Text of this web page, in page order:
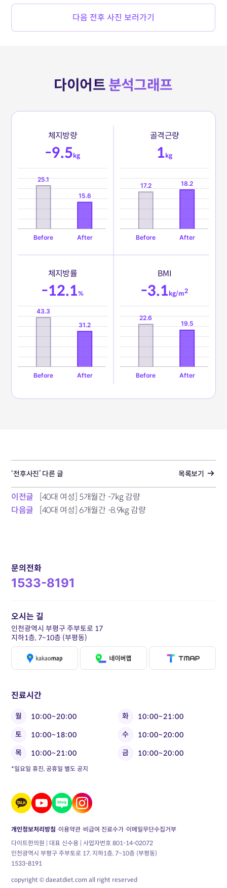
다음 전후 사진 보러가기
다이어트 분석그래프
체지방량
-9.5kg
골격근량
1 kg
체지방률
-12.1%
BMI
-3.1 kg/m2
‘전후사진’ 다른 글 목록보기
이전글
[40대 여성] 5개월간 -7kg 감량
다음글
[40대 여성] 6개월간 -8.9kg 감량
문의전화
1533-8191
진료시간
월 10:00~20:00 화
10:00~21:00
토
10:00~18:00 수
10:00~20:00
목
10:00~21:00 금 10:00~20:00
*일요일 휴진, 공휴일 별도 공지
오시는 길
인천광역시 부평구 주부토로 17
지하1층, 7~10층 (부평동)
개인정보처리방침 이용약관 비급여 진료수가 이메일무단수집거부
다이트한의원 | 대표 신수용 | 사업자번호 801-14-02072
인천광역시 부평구 주부토로 17, 지하1층, 7~10층 (부평동)
1533-8191
copyright © daeatdiet.com all right reserved